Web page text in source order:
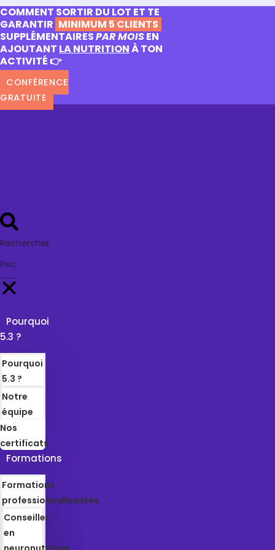
COMMENT SORTIR DU LOT ET TE
GARANTIR MINIMUM 5 CLIENTS
SUPPLÉMENTAIRESPAR MOISEN
AJOUTANT LA NUTRITIONÀ TON
ACTIVITÉ 👉
CONFÉRENCE
GRATUITE
Rechercher
Pourquoi
5.3 ?
Pourquoi
5.3 ?
Notre
équipe
Nos
certificats
Formations
Formations
professionnalisantes
Conseiller
en